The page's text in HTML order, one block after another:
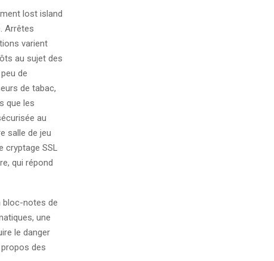
Arrêtes
varient
au sujet des
de
de tabac,
que les
au
salle de jeu
SSL
qui répond
bloc-notes de
une
le danger
des